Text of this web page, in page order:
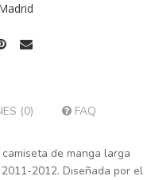
(0) FAQ
de manga larga
2012. Diseñada por el